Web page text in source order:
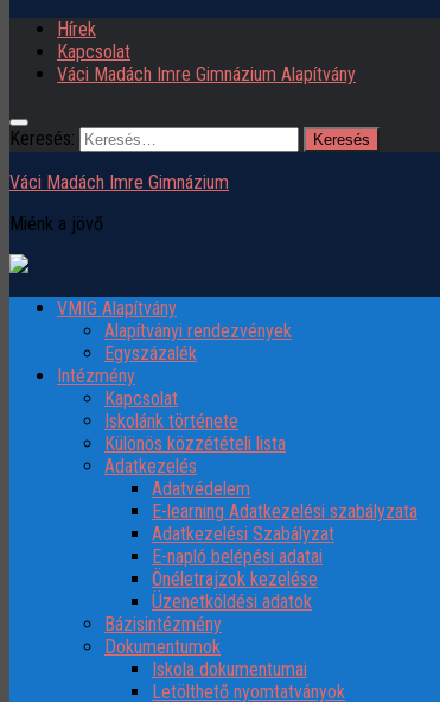
Hírek
Kapcsolat
Váci Madách Imre Gimnázium Alapítvány
Keresés:
Váci Madách Imre Gimnázium
Miénk a jövő
VMIG Alapítvány
Alapítványi rendezvények
Egyszázalék
Intézmény
Kapcsolat
Iskolánk története
Különös közzétételi lista
Adatkezelés
Adatvédelem
E-learning Adatkezelési szabályzata
Adatkezelési Szabályzat
E-napló belépési adatai
Önéletrajzok kezelése
Üzenetköldési adatok
Bázisintézmény
Dokumentumok
Iskola dokumentumai
Letölthető nyomtatványok